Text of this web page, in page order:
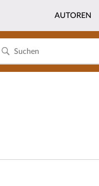
AUTOREN